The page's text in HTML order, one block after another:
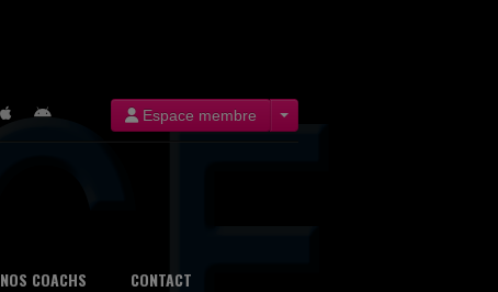
Espace membre
NOS COACHS CONTACT